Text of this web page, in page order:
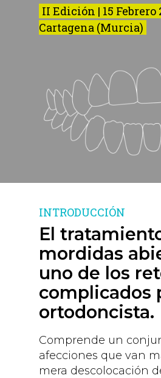
II Edición | 15 Febrero
Cartagena (Murcia)
INTRODUCCIÓN
El
mordidas
uno de los
complicados
ortodoncista.
Comprende un
afecciones que van
mera descolocación